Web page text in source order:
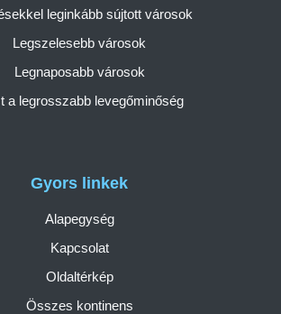
Gyors linkek
Alapegység
Kapcsolat
Oldaltérkép
Összes kontinens
leginkább sújtott városok
Legszelesebb városok
Legnaposabb városok
a legrosszabb levegőminőség